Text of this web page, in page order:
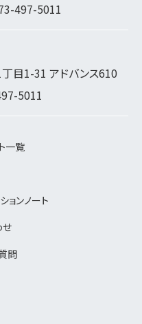
497-5011
目1-31 アドバンス610
5011
一覧
ョンノート
せ
問